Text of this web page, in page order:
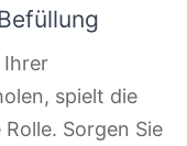
Ihrer
spielt die
Sorgen Sie